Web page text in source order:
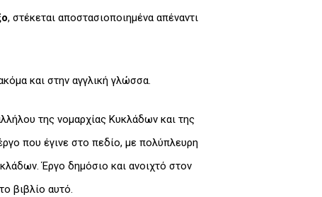
, στέκεται αποστασιοποιημένα απέναντι
και στην αγγλική γλώσσα.
της νομαρχίας Κυκλάδων και της
που έγινε στο πεδίο, με πολύπλευρη
Έργο δημόσιο και ανοιχτό στον
βιβλίο αυτό.